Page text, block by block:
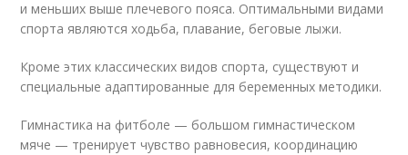
и меньших выше плечевого пояса. Оптимальными видами
спорта являются ходьба, плавание, беговые лыжи.
Кроме этих классических видов спорта, существуют и
специальные адаптированные для беременных методики.
Гимнастика на фитболе — большом гимнастическом
мяче — тренирует чувство равновесия, координацию